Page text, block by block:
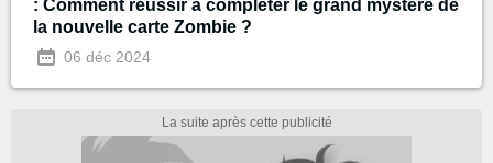
: Comment réussir à compléter le grand mystère de
la nouvelle carte Zombie ?
06 déc 2024